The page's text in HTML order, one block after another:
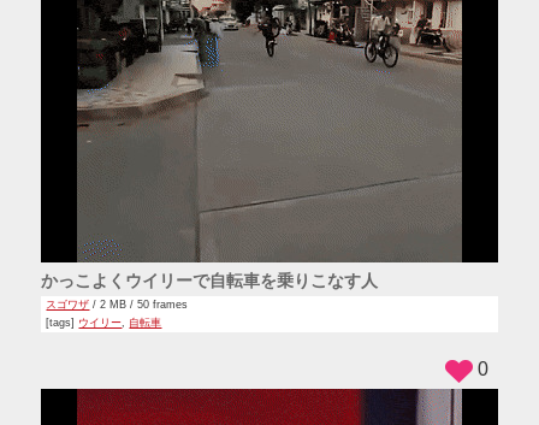
かっこよくウイリーで自転車を乗りこなす人
スゴワザ / 2 MB / 50 frames
[tags] ウイリー 自転車
0